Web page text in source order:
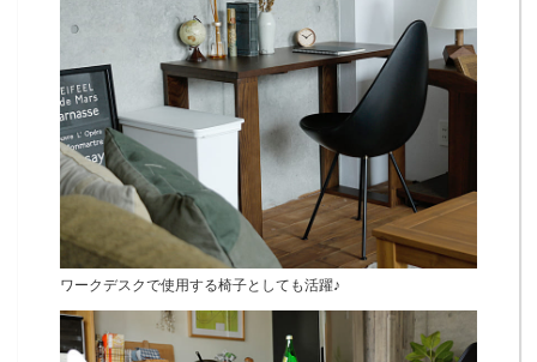
ワークデスクで使用する椅子としても活躍♪